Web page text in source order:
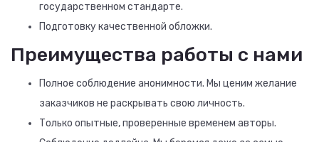
государственном стандарте.
Подготовку качественной обложки.
Преимущества работы с нами
Полное соблюдение анонимности. Мы ценим желание
заказчиков не раскрывать свою личность.
Только опытные, проверенные временем авторы.